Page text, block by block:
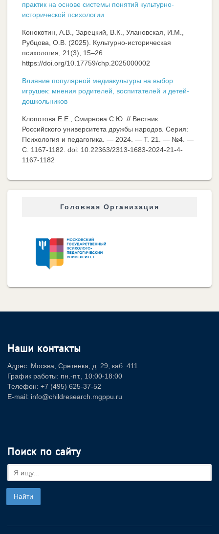
практик на основе системы понятий культурно-
исторической психологии
Конокотин, А.В., Зарецкий, В.К., Улановская, И.М.,
Рубцова, О.В. (2025). Культурно-историческая
психология, 21(3), 15–26.
https://doi.org/10.17759/chp.2025000002
Влияние популярной медиакультуры на выбор
игрушек: мнения родителей, воспитателей и детей-
дошкольников
Клопотова Е.Е., Смирнова С.Ю. // Вестник
Российского университета дружбы народов. Серия:
Психология и педагогика. — 2024. — Т. 21. — №4. —
C. 1167-1182. doi: 10.22363/2313-1683-2024-21-4-
1167-1182
Головная Организация
Наши контакты
Адрес: Москва, Сретенка, д. 29, каб. 411
График работы: пн.-пт., 10:00-18:00
Телефон: +7 (495) 625-37-52
E-mail: info@childresearch.mgppu.ru
Поиск по сайту